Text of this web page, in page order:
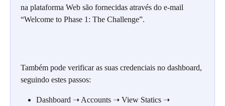
na plataforma Web são fornecidas através do e-mail
“Welcome to Phase 1: The Challenge”.
Também pode verificar as suas credenciais no dashboard,
seguindo estes passos:
Dashboard ➝ Accounts ➝ View Statics ➝